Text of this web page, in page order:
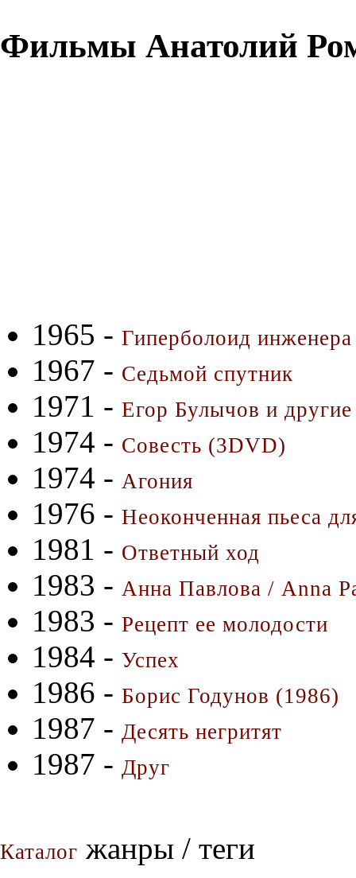
Фильмы Анатолий
1965 - Гиперболоид
1967 - Седьмой спутник
1971 - Егор Булычов и
1974 - Совесть (3DVD)
1974 - Агония
1976 - Неоконченная пьеса
1981 - Ответный ход
1983 - Анна Павлова / Anna
1983 - Рецепт ее молодости
1984 - Успех
1986 - Борис Годунов (1986)
1987 - Десять негритят
1987 - Друг
Каталог жанры / теги